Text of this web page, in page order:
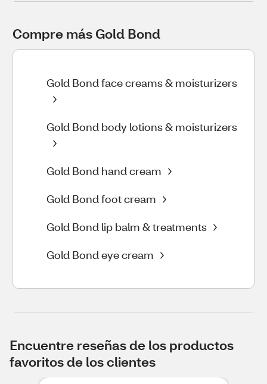
Compre más Gold Bond
Gold Bond face creams & moisturizers
Gold Bond body lotions & moisturizers
Gold Bond hand cream
Gold Bond foot cream
Gold Bond lip balm & treatments
Gold Bond eye cream
Encuentre reseñas de los productos
favoritos de los clientes